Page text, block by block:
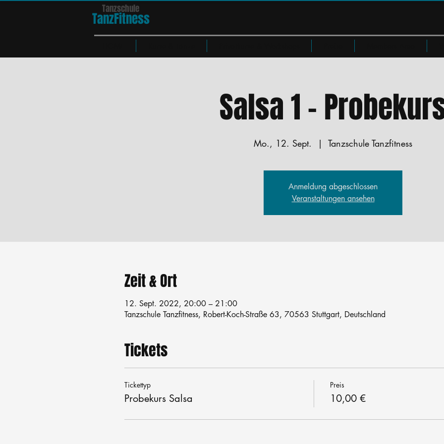
Tanzschule
TanzFitness
Salsa 1 -
Mo., 12. Sept.
  |
Tanzschule Tanzfitness
Anmeldung abgeschlossen
Veranstaltungen ansehen
Zeit & Ort
12. Sept. 2022, 20:00 – 21:00
Tanzschule Tanzfitness, Robert-Koch-Straße 63, 70563 Stuttgart, Deutschland
Tickets
Tickettyp
Probekurs Salsa
Preis
10,00 €